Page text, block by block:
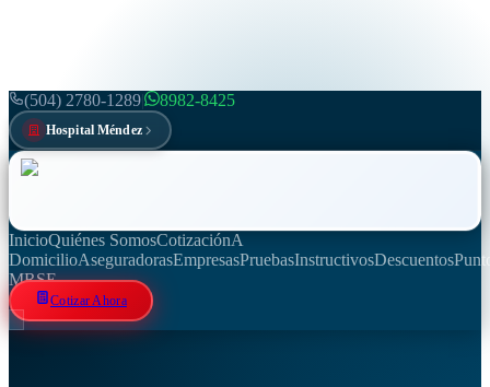
(504) 2780-1289| 8982-8425
Hospital Méndez
InicioQuiénes SomosCotizaciónA
DomicilioAseguradorasEmpresasPruebasInstructivosDescuentos
MRSE
Cotizar Ahora